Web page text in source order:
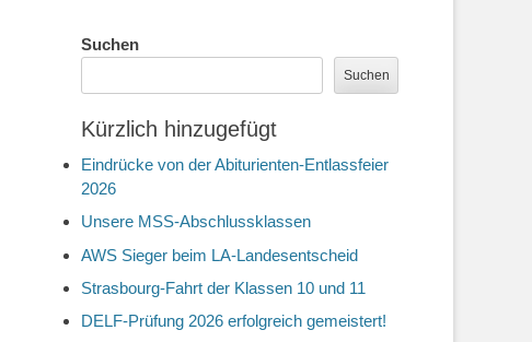
Suchen
Suchen
Kürzlich hinzugefügt
Eindrücke von der Abiturienten-Entlassfeier
2026
Unsere MSS-Abschlussklassen
AWS Sieger beim LA-Landesentscheid
Strasbourg-Fahrt der Klassen 10 und 11
DELF-Prüfung 2026 erfolgreich gemeistert!